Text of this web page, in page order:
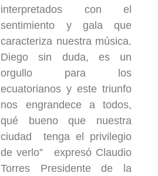
interpretados con el
sentimiento y gala que
caracteriza nuestra música.
Diego sin duda, es un
orgullo para los
ecuatorianos y este triunfo
nos engrandece a todos,
qué bueno que nuestra
ciudad tenga el privilegio
de verlo” expresó Claudio
Torres Presidente de la